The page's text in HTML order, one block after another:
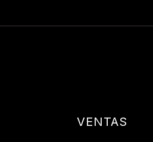
VENTAS